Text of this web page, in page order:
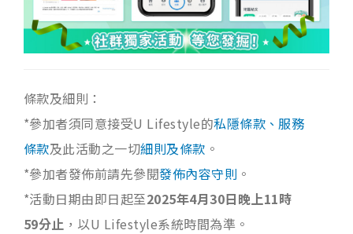
條款及細則：
*參加者須同意接受U Lifestyle的私隱條款、服務
條款及此活動之一切細則及條款 。
*參加者發佈前請先參閱發佈內容守則 。
*活動日期由即日起至2025年4月30日晚上11時
59分止 ，以U Lifestyle系統時間為準。